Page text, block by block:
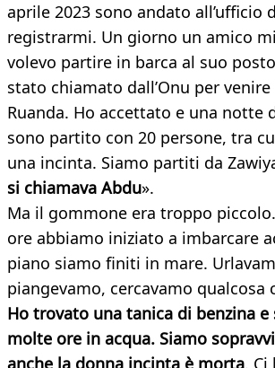
aprile 2023 sono andato all’ufficio
registrarmi. Un giorno un amico
volevo partire in barca al suo
stato chiamato dall’Onu per
Ruanda. Ho accettato e una notte
sono partito con 20 persone, tra
una incinta. Siamo partiti da
si chiamava Abdu».
Ma il gommone era troppo
ore abbiamo iniziato a imbarcare
piano siamo finiti in mare.
piangevamo, cercavamo qualcosa
Ho trovato una tanica di benzina
molte ore in acqua. Siamo
anche la donna incinta è morta. Ci